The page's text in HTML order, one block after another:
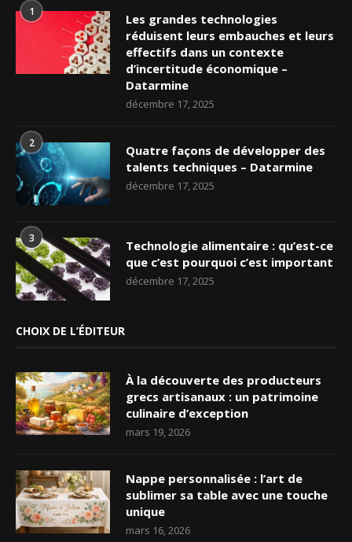
1
Les grandes technologies
réduisent leurs embauches et leurs
effectifs dans un contexte
d’incertitude économique –
Datarmine
décembre 17, 2025
2
Quatre façons de développer des
talents techniques – Datarmine
décembre 17, 2025
3
Technologie alimentaire : qu’est-ce
que c’est pourquoi c’est important
décembre 17, 2025
CHOIX DE L’ÉDITEUR
À la découverte des producteurs
grecs artisanaux : un patrimoine
culinaire d’exception
mars 19, 2026
Nappe personnalisée : l’art de
sublimer sa table avec une touche
unique
mars 16, 2026